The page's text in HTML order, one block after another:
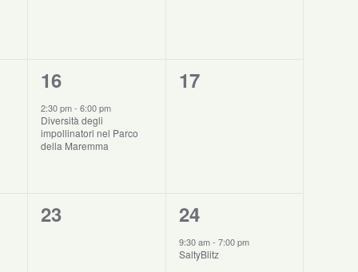
1
evento,
16
2:30 pm-6:00 pm
Diversità degli
impollinatori nel Parco
della Maremma
0
17
0
23
1
evento,
24
9:30 am- 7:00 pm
SaltyBlitz